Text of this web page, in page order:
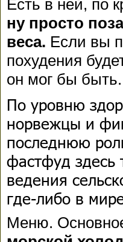
Есть в ней, по
ну просто
веса. Если вы
похудения
он мог бы быть.
По уровню
норвежцы и
последнюю
фастфуд
ведения
где-либо в
Меню.